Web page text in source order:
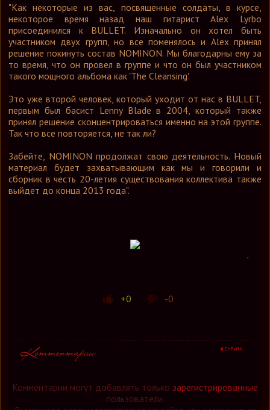
"Как некоторые из вас, посвященные солдаты, в курсе,
некоторое время назад наш гитарист Alex Lyrbo
присоединился к BULLET. Изначально он хотел быть
участником двух групп, но все поменялось и Alex принял
решение покинуть состав NOMINON. Мы благодарны ему за
то время, что он провел в группе и что он был участником
такого мощного альбома как 'The Cleansing'.
Это уже второй человек, который уходит от нас в BULLET,
первым был басист Lenny Blade в 2004, который также
принял решение сконцентрироваться именно на этой группе.
Так что все повторяется, не так ли?
Забейте, NOMINON продолжат свою деятельность. Новый
материал будет захватывающим как мы и говорили и
сборник в честь 20-летия существования коллектива также
выйдет до конца 2013 года".
+0 -0
Комментарии могут добавлять только зарегистрированные
пользователи.